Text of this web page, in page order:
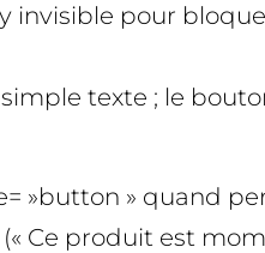
invisible pour
texte ; le
»button » quand
(« Ce produit est